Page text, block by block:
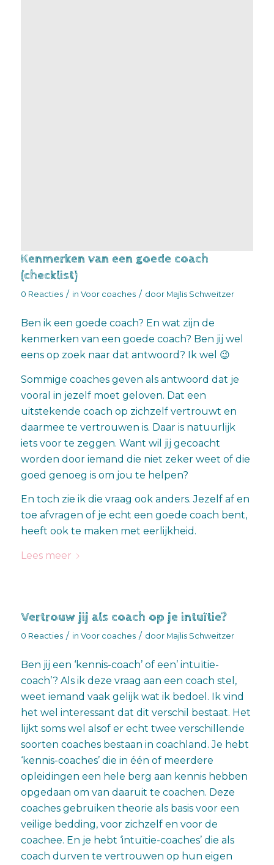
Kenmerken van een goede coach
(checklist)
0 Reacties / in Voor coaches / door Majlis Schweitzer
Ben ik een goede coach? En wat zijn de
kenmerken van een goede coach? Ben jij wel
eens op zoek naar dat antwoord? Ik wel 😉
Sommige coaches geven als antwoord dat je
vooral in jezelf moet geloven. Dat een
uitstekende coach op zichzelf vertrouwt en
daarmee te vertrouwen is. Daar is natuurlijk
iets voor te zeggen. Want wil jij gecoacht
worden door iemand die niet zeker weet of die
goed genoeg is om jou te helpen?
En toch zie ik die vraag ook anders. Jezelf af en
toe afvragen of je echt een goede coach bent,
heeft ook te maken met eerlijkheid.
Lees meer
Vertrouw jij als coach op je intuïtie?
0 Reacties / in Voor coaches / door Majlis Schweitzer
Ben jij een ‘kennis-coach’ of een’ intuïtie-
coach’? Als ik deze vraag aan een coach stel,
weet iemand vaak gelijk wat ik bedoel. Ik vind
het wel interessant dat dit verschil bestaat. Het
lijkt soms wel alsof er echt twee verschillende
soorten coaches bestaan in coachland. Je hebt
‘kennis-coaches’ die in één of meerdere
opleidingen een hele berg aan kennis hebben
opgedaan om van daaruit te coachen. Deze
coaches gebruiken theorie als basis voor een
veilige bedding, voor zichzelf en voor de
coachee. En je hebt ‘intuïtie-coaches’ die als
coach durven te vertrouwen op hun eigen